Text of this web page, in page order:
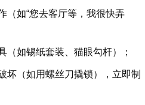
（如“您去客厅等，我很快弄
（如锡纸套装、猫眼勾杆）；
坏（如用螺丝刀撬锁），立即制